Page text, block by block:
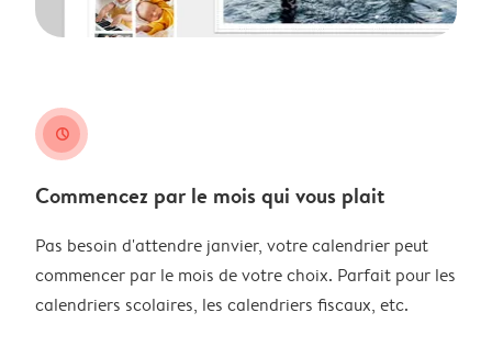
clock
Commencez par le mois qui vous plait
Pas besoin d'attendre janvier, votre calendrier peut
commencer par le mois de votre choix. Parfait pour les
calendriers scolaires, les calendriers fiscaux, etc.